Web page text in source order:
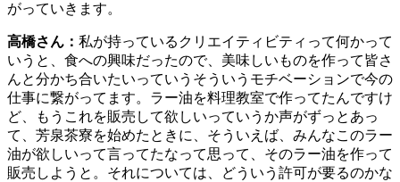
がっていきます。
高橋さん： 私が持っているクリエイティビティって何かって
いうと、食への興味だったので、美味しいものを作って皆さ
んと分かち合いたいっていうそういうモチベーションで今の
仕事に繋がってます。ラー油を料理教室で作ってたんですけ
ど、もうこれを販売して欲しいっていうか声がずっとあっ
て、芳泉茶寮を始めたときに、そういえば、みんなこのラー
油が欲しいって言ってたなって思って、そのラー油を作って
販売しようと。それについては、どういう許可が要るのかな